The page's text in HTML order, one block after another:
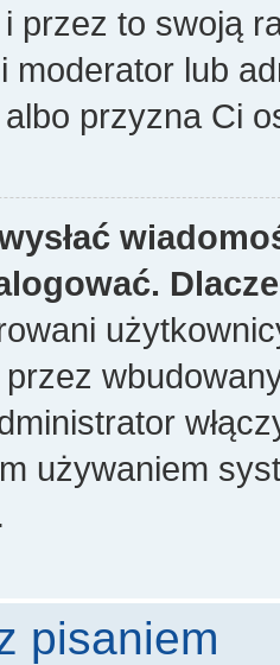
przez to swoją
moderator lub
przyzna Ci
używaniem
pisaniem